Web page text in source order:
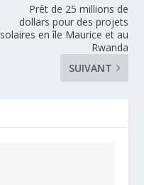
Prêt de 25 millions de
dollars pour des projets
solaires en île Maurice et au
Rwanda
SUIVANT